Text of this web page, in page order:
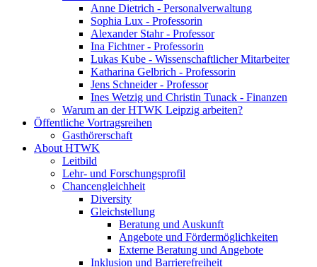
Anne Dietrich - Personalverwaltung
Sophia Lux - Professorin
Alexander Stahr - Professor
Ina Fichtner - Professorin
Lukas Kube - Wissenschaftlicher Mitarbeiter
Katharina Gelbrich - Professorin
Jens Schneider - Professor
Ines Wetzig und Christin Tunack - Finanzen
Warum an der HTWK Leipzig arbeiten?
Öffentliche Vortragsreihen
Gasthörerschaft
About HTWK
Leitbild
Lehr- und Forschungsprofil
Chancengleichheit
Diversity
Gleichstellung
Beratung und Auskunft
Angebote und Fördermöglichkeiten
Externe Beratung und Angebote
Inklusion und Barrierefreiheit